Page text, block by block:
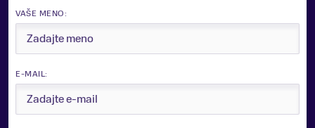
VAŠE MENO:
E-MAIL: